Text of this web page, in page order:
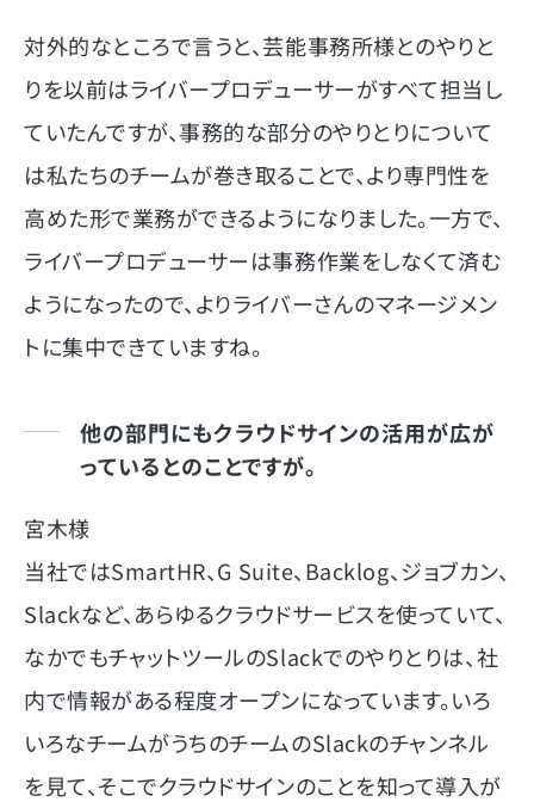
対外的なところで言うと、芸能事務所様とのやりと
りを以前はライバープロデューサーがすべて担当し
ていたんですが、事務的な部分のやりとりについて
は私たちのチームが巻き取ることで、より専門性を
高めた形で業務ができるようになりました。一方で、
ライバープロデューサーは事務作業をしなくて済む
ようになったので、よりライバーさんのマネージメン
トに集中できていますね。
他の部門にもクラウドサインの活用が広が
っているとのことですが。
宮木様
当社ではSmartHR、G Suite、Backlog、ジョブカン、
Slackなど、あらゆるクラウドサービスを使っていて、
なかでもチャットツールのSlackでのやりとりは、社
内で情報がある程度オープンになっています。いろ
いろなチームがうちのチームのSlackのチャンネル
を見て、そこでクラウドサインのことを知って導入が